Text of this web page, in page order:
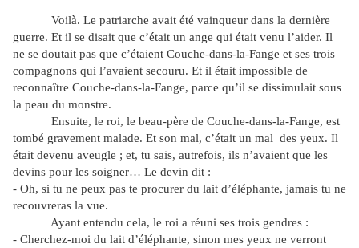
Voilà. Le patriarche avait été vainqueur dans la dernière
guerre. Et il se disait que c’était un ange qui était venu l’aider. Il
ne se doutait pas que c’étaient Couche-dans-la-Fange et ses trois
compagnons qui l’avaient secouru. Et il était impossible de
reconnaître Couche-dans-la-Fange, parce qu’il se dissimulait sous
la peau du monstre.
Ensuite, le roi, le beau-père de Couche-dans-la-Fange, est
tombé gravement malade. Et son mal, c’était un mal des yeux. Il
était devenu aveugle ; et, tu sais, autrefois, ils n’avaient que les
devins pour les soigner… Le devin dit :
- Oh, si tu ne peux pas te procurer du lait d’éléphante, jamais tu ne
recouvreras la vue.
Ayant entendu cela, le roi a réuni ses trois gendres :
- Cherchez-moi du lait d’éléphante, sinon mes yeux ne verront